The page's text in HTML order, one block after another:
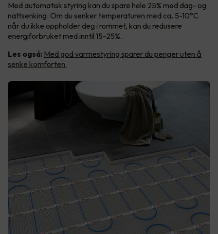
Med automatisk styring kan du spare hele 25% med dag- og
nattsenking. Om du senker temperaturen med ca. 5-10°C
når du ikke oppholder deg i rommet, kan du redusere
energiforbruket med inntil 15-25%.
Les også: Med god varmestyring sparer du penger uten å
senke komforten